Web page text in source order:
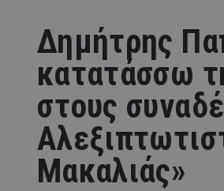
Δημήτρης
κατατάσσω
στους
Μακαλιάς»